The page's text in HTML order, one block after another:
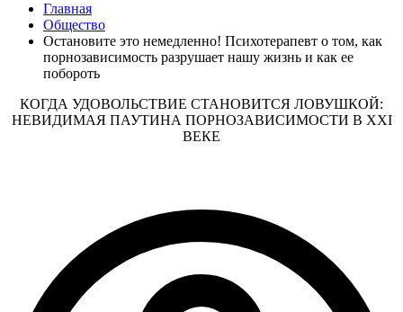
Главная
Общество
Остановите это немедленно! Психотерапевт о том, как
порнозависимость разрушает нашу жизнь и как ее
побороть
КОГДА УДОВОЛЬСТВИЕ СТАНОВИТСЯ ЛОВУШКОЙ:
НЕВИДИМАЯ ПАУТИНА ПОРНОЗАВИСИМОСТИ В XXI
ВЕКЕ